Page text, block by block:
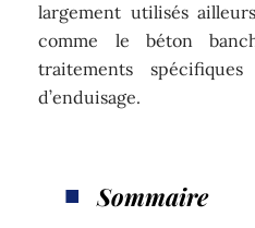
largement utilisés
comme le béton
traitements
d’enduisage.
Sommaire